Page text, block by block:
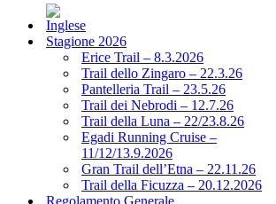
Stagione 2026
Erice Trail – 8.3.2026
Trail dello Zingaro – 22.3.26
Pantelleria Trail – 23.5.26
Trail dei Nebrodi – 12.7.26
Trail della Luna – 22/23.8.26
Egadi Running Cruise –
11/12/13.9.2026
Gran Trail dell’Etna – 22.11.26
Trail della Ficuzza – 20.12.2026
Regolamento Generale